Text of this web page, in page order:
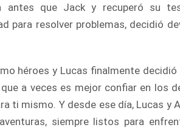
antes que Jack y recuperó su
para resolver problemas, decidió
héroes y Lucas finalmente
a veces es mejor confiar en los
ti mismo. Y desde ese día, Lucas y
siempre listos para